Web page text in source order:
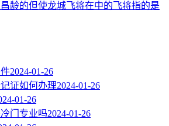
龄的但使龙城飞将在中的飞将指的是
2024-01-26
证如何办理2024-01-26
01-26
门专业吗2024-01-26